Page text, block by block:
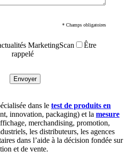
* Champs obligatoires
MarketingScan
Être
rappelé
dans le test de produits en
innovation, packaging) et la mesure
merchandising, promotion,
les distributeurs, les agences
dans l’aide à la décision fondée sur
et de vente.